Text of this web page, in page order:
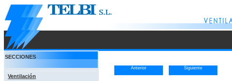
SECCIONES
Ventilación
Anterior Siguiente